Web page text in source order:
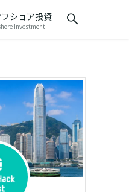
ショア投資
Investment